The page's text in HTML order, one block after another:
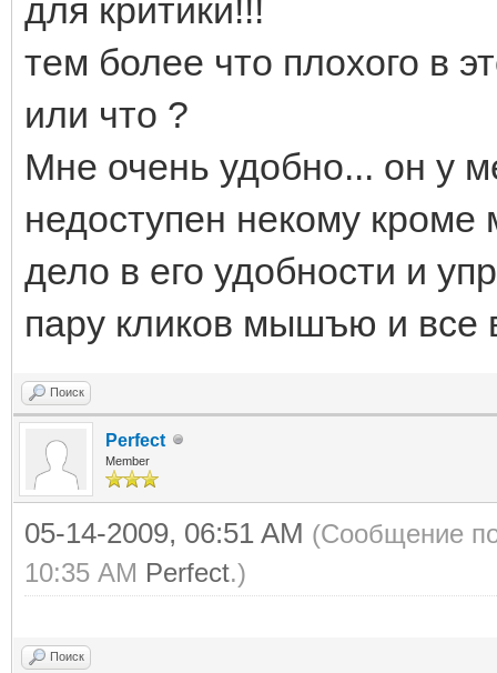
для критики!!!
тем более что плохого в
или что ?
Мне очень удобно... он у
недоступен некому кроме
дело в его удобности и
пару кликов мышъю и все
Поиск
Perfect
Member
05-14-2009, 06:51 AM (Сообщение
10:35 AM Perfect.)
Поиск